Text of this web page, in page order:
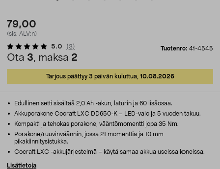
79,00
(sis. ALV:n)
Tuotenro: 41-4545
5.0 (3)
Ota 3, maksa 2
Tarjous päättyy 3 päivän kuluttua, 10.08.2026
Edullinen setti sisältää 2,0 Ah -akun, laturin ja 60 lisäosaa.
Akkuporakone Cocraft LXC DD650-K – LED-valo ja 5 vuoden takuu.
Kompakti ja tehokas porakone, vääntömomentti jopa 35 Nm.
Porakone/ruuvinväännin, jossa 21 momenttia ja 10 mm
pikakiinnitysistukka.
Cocraft LXC -akkujärjestelmä – käytä samaa akkua useissa koneissa.
Lisätietoja